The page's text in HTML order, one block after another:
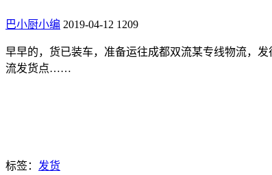
巴小厨小编 2019-04-12 1209
早早的，货已装车，准备运往成都双流某专线物流，
流发货点……
标签： 发货